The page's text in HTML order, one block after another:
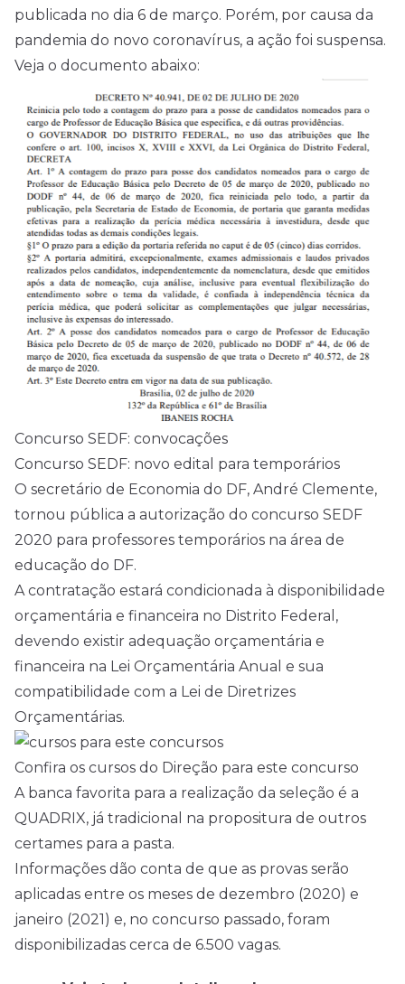
publicada no dia 6 de março. Porém, por causa da
pandemia do novo coronavírus, a ação foi suspensa.
Veja o documento abaixo:
Concurso SEDF: convocações
Concurso SEDF: novo edital para temporários
O secretário de Economia do DF, André Clemente,
tornou pública a autorização do concurso SEDF
2020 para professores temporários na área de
educação do DF.
A contratação estará condicionada à disponibilidade
orçamentária e financeira no Distrito Federal,
devendo existir adequação orçamentária e
financeira na Lei Orçamentária Anual e sua
compatibilidade com a Lei de Diretrizes
Orçamentárias.
Confira os cursos do Direção para este concurso
A banca favorita para a realização da seleção é a
QUADRIX, já tradicional na propositura de outros
certames para a pasta.
Informações dão conta de que as provas serão
aplicadas entre os meses de dezembro (2020) e
janeiro (2021) e, no concurso passado, foram
disponibilizadas cerca de 6.500 vagas.